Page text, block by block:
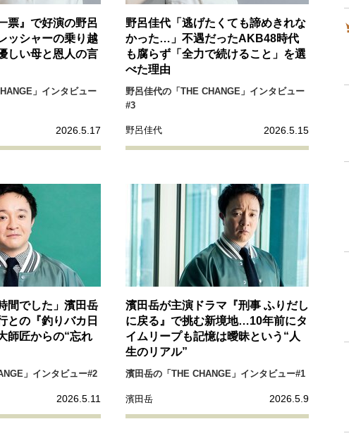
の流儀 変革の原動力 次世代へのバトン トップが描く未来
向き合い方 一流のルーティン 20代の現在地 忘れられない言葉
50代のリアル 美しさの哲学 パートナーとの歩み方
ながる/お金との付き合い方
票』で好演の野呂
ッシャーの乗り越
しい母と恩人の言
」インタビュー
2026.5.17
野呂佳代「逃げたくても諦めきれな
かった…」不遇だったAKB48時代
も腐らず「全力で続けること」を選
べた理由
野呂佳代の「THE CHANGE」インタビュー
#3
野呂佳代 2026.5.15
間でした」濱田岳
との『釣りバカ日
師匠からの“忘れ
」インタビュー#2
2026.5.11
濱田岳が主演ドラマ『刑事 ふりだし
に戻る』で挑む新境地…10年前にタ
イムリープも記憶は曖昧という“人
生のリアル”
濱田岳の「THE CHANGE」インタビュー#1
濱田岳 2026.5.9